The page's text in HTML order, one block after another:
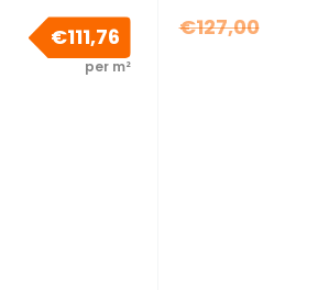
Verkoopprijs
€111,76
per m²
Normale
€127,00